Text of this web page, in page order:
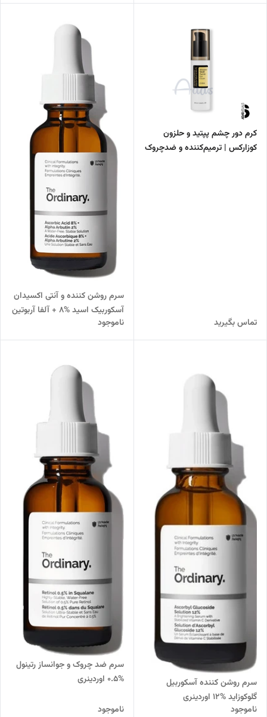
کرم دور چشم پپتید و حلزون
کوزارکس | ترمیم‌کننده و ضدچروک
تماس بگیرید
سرم روشن کننده و آنتی اکسیدان
آسکوربیک اسید %8 + آلفا آربوتین
%2 اوردینری
ناموجود
سرم روشن کننده آسکوربیل
گلوکوزاید %12 اوردینری
ناموجود
سرم ضد چروک و جوانساز رتینول
%0.5 اوردینری
ناموجود